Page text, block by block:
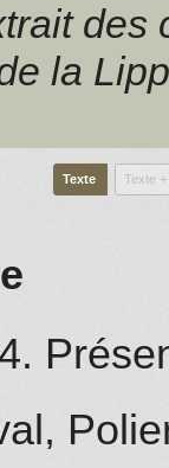
des
la
Texte Texte